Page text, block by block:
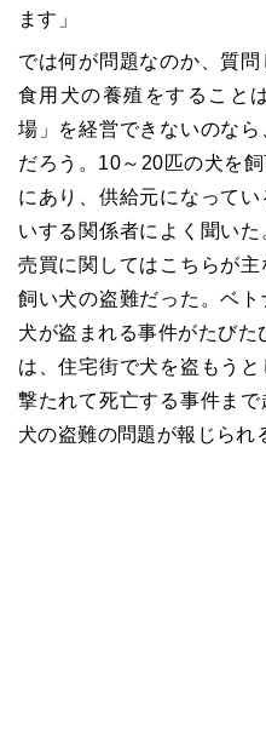
ます」
では何が問題なのか、質問
食用犬の養殖をすること
場」を経営できないのな
だろう。10～20匹の犬を
にあり、供給元になって
いする関係者によく聞い
売買に関してはこちらが主
飼い犬の盗難だった。ベ
犬が盗まれる事件がたび
は、住宅街で犬を盗もう
撃たれて死亡する事件まで
犬の盗難の問題が報じられ